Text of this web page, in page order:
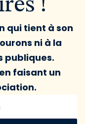
!
qui tient à son
ni à la
publiques.
faisant un